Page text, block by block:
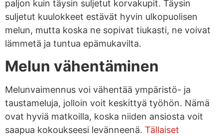
paljon kuin täysin suljetut korvakupit. Täysin
suljetut kuulokkeet estävät hyvin ulkopuolisen
melun, mutta koska ne sopivat tiukasti, ne voivat
lämmetä ja tuntua epämukavilta.
Melun vähentäminen
Melunvaimennus voi vähentää ympäristö- ja
taustameluja, jolloin voit keskittyä työhön. Nämä
ovat hyviä matkoilla, koska niiden ansiosta voit
saapua kokoukseesi levänneenä. Tällaiset